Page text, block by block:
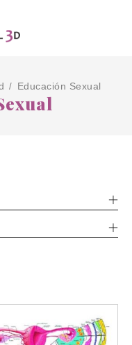
/ Educación Sexual